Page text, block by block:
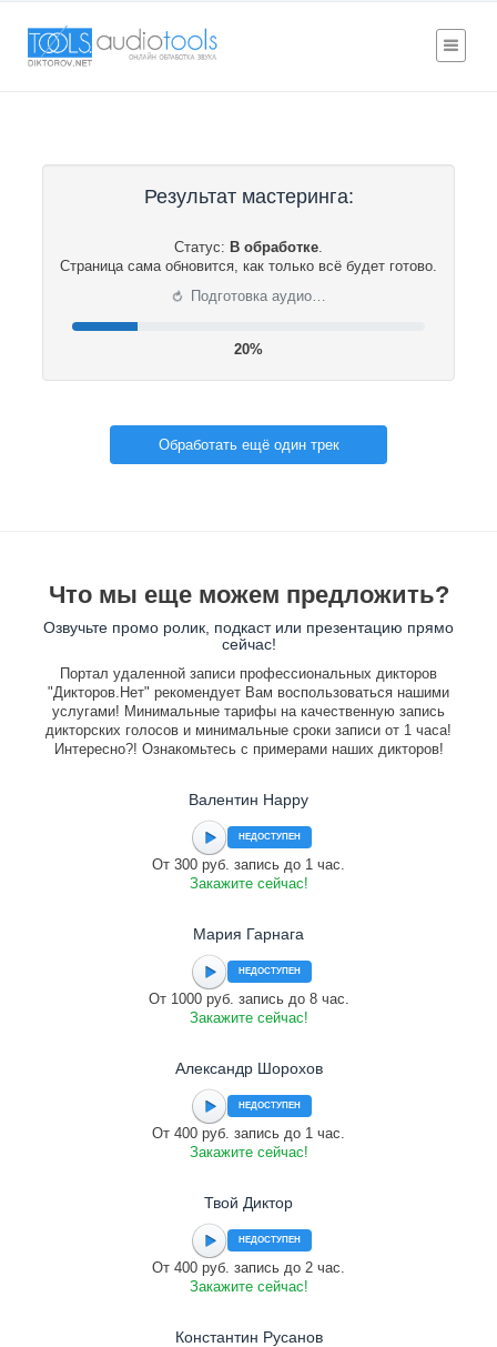
Результат мастеринга:
Статус: В обработке.
Страница сама обновится, как только всё будет готово.
⟳ Подготовка аудио…
20%
Обработать ещё один трек
Что мы еще можем предложить?
Озвучьте промо ролик, подкаст или презентацию прямо
сейчас!
Портал удаленной записи профессиональных дикторов
"Дикторов.Нет" рекомендует Вам воспользоваться нашими
услугами! Минимальные тарифы на качественную запись
дикторских голосов и минимальные сроки записи от 1 часа!
Интересно?! Ознакомьтесь с примерами наших дикторов!
Валентин Happy
НЕДОСТУПЕН
От 300 руб. запись до 1 час.
Закажите сейчас!
Мария Гарнага
НЕДОСТУПЕН
От 1000 руб. запись до 8 час.
Закажите сейчас!
Александр Шорохов
НЕДОСТУПЕН
От 400 руб. запись до 1 час.
Закажите сейчас!
Твой Диктор
НЕДОСТУПЕН
От 400 руб. запись до 2 час.
Закажите сейчас!
Константин Русанов